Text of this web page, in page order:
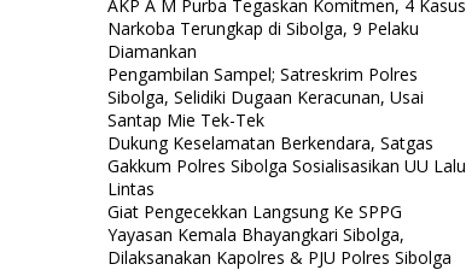
AKP A M Purba Tegaskan Komitmen, 4 Kasus
Narkoba Terungkap di Sibolga, 9 Pelaku
Diamankan
Pengambilan Sampel; Satreskrim Polres
Sibolga, Selidiki Dugaan Keracunan, Usai
Santap Mie Tek-Tek
Dukung Keselamatan Berkendara, Satgas
Gakkum Polres Sibolga Sosialisasikan UU Lalu
Lintas
Giat Pengecekkan Langsung Ke SPPG
Yayasan Kemala Bhayangkari Sibolga,
Dilaksanakan Kapolres & PJU Polres Sibolga